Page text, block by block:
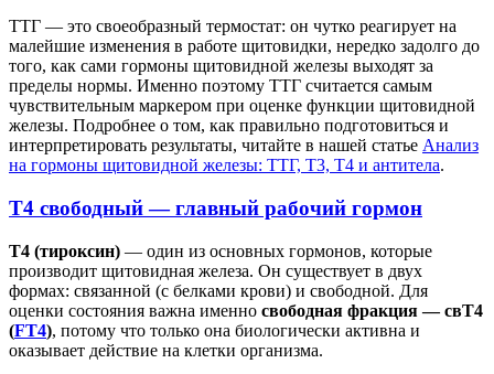
ТТГ — это своеобразный термостат: он чутко реагирует на
малейшие изменения в работе щитовидки, нередко задолго до
того, как сами гормоны щитовидной железы выходят за
пределы нормы. Именно поэтому ТТГ считается самым
чувствительным маркером при оценке функции щитовидной
железы. Подробнее о том, как правильно подготовиться и
интерпретировать результаты, читайте в нашей статье Анализ
на гормоны щитовидной железы: ТТГ, Т3, Т4 и антитела.
Т4 свободный — главный рабочий гормон
Т4 (тироксин) — один из основных гормонов, которые
производит щитовидная железа. Он существует в двух
формах: связанной (с белками крови) и свободной. Для
оценки состояния важна именно свободная фракция — свТ4
(FT4), потому что только она биологически активна и
оказывает действие на клетки организма.